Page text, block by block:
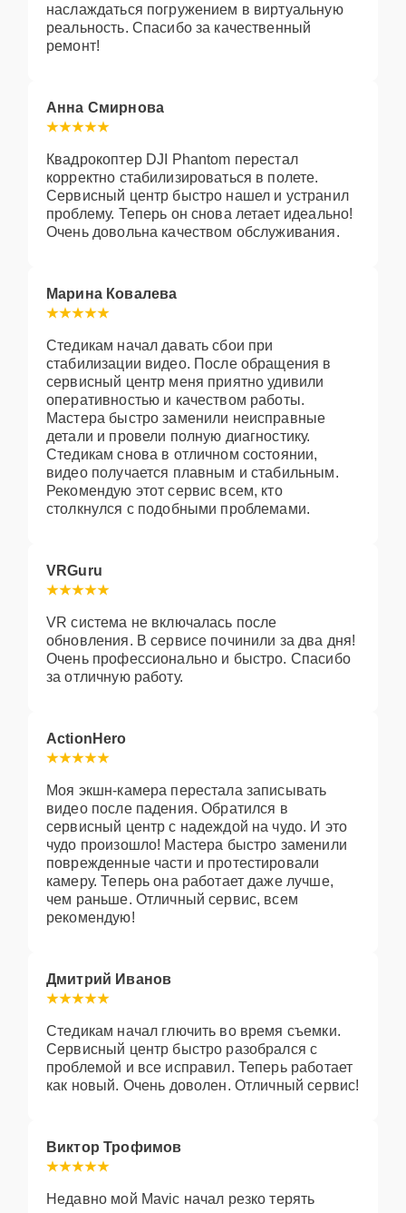
наслаждаться погружением в виртуальную
реальность. Спасибо за качественный
ремонт!
Анна Смирнова
Квадрокоптер DJI Phantom перестал
корректно стабилизироваться в полете.
Сервисный центр быстро нашел и устранил
проблему. Теперь он снова летает идеально!
Очень довольна качеством обслуживания.
Марина Ковалева
Стедикам начал давать сбои при
стабилизации видео. После обращения в
сервисный центр меня приятно удивили
оперативностью и качеством работы.
Мастера быстро заменили неисправные
детали и провели полную диагностику.
Стедикам снова в отличном состоянии,
видео получается плавным и стабильным.
Рекомендую этот сервис всем, кто
столкнулся с подобными проблемами.
VRGuru
VR система не включалась после
обновления. В сервисе починили за два дня!
Очень профессионально и быстро. Спасибо
за отличную работу.
ActionHero
Моя экшн-камера перестала записывать
видео после падения. Обратился в
сервисный центр с надеждой на чудо. И это
чудо произошло! Мастера быстро заменили
поврежденные части и протестировали
камеру. Теперь она работает даже лучше,
чем раньше. Отличный сервис, всем
рекомендую!
Дмитрий Иванов
Стедикам начал глючить во время съемки.
Сервисный центр быстро разобрался с
проблемой и все исправил. Теперь работает
как новый. Очень доволен. Отличный сервис!
Виктор Трофимов
Недавно мой Mavic начал резко терять